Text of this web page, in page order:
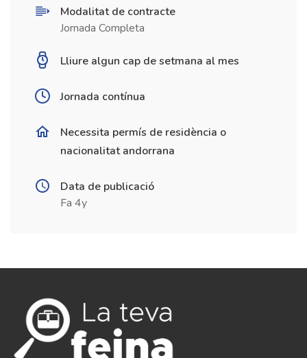
Modalitat de contracte
Jornada Completa
Lliure algun cap de setmana al mes
Jornada contínua
Necessita permís de residència o
nacionalitat andorrana
Data de publicació
Fa 4y